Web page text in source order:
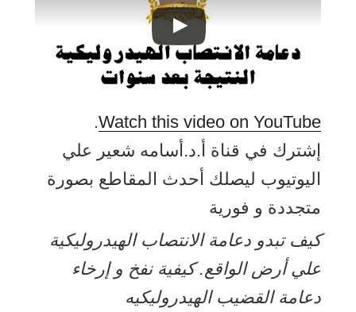
Watch this video on YouTube
.
إشترك في قناة أ.د.أسامه شعير علي
اليوتيوب ليصلك أحدث المقاطع بصورة
متجددة و فورية
كيف تبدو دعامة الانتصاب الهيدروليكية
علي أرض الواقع. كيفية نفخ و إرخاء
دعامة القضيب الهيدروليكيه